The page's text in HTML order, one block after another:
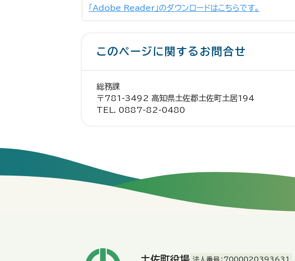
「Adobe Reader」のダウンロードはこちらです。
このページに関するお問合せ
総務課
〒781-3492 高知県土佐郡土佐町土居194
TEL. 0887-82-0480
土佐町役場 法人番号：7000020393631